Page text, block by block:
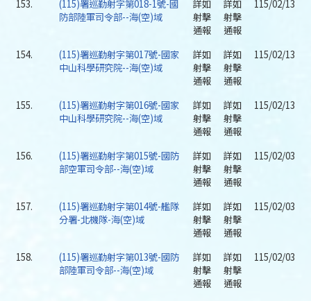
153.
(115)署巡勤射字第018-1號-國
防部陸軍司令部--海(空)域
詳如
射擊
通報
詳如
射擊
通報
115/02/13
154.
(115)署巡勤射字第017號-國家
中山科學研究院--海(空)域
詳如
射擊
通報
詳如
射擊
通報
115/02/13
155.
(115)署巡勤射字第016號-國家
中山科學研究院--海(空)域
詳如
射擊
通報
詳如
射擊
通報
115/02/13
156.
(115)署巡勤射字第015號-國防
部空軍司令部--海(空)域
詳如
射擊
通報
詳如
射擊
通報
115/02/03
157.
(115)署巡勤射字第014號-艦隊
分署-北機隊-海(空)域
詳如
射擊
通報
詳如
射擊
通報
115/02/03
158.
(115)署巡勤射字第013號-國防
部陸軍司令部--海(空)域
詳如
射擊
通報
詳如
射擊
通報
115/02/03